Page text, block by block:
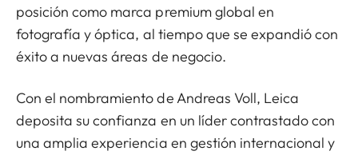
posición como marca premium global en
fotografía y óptica, al tiempo que se expandió con
éxito a nuevas áreas de negocio.
Con el nombramiento de Andreas Voll, Leica
deposita su confianza en un líder contrastado con
una amplia experiencia en gestión internacional y